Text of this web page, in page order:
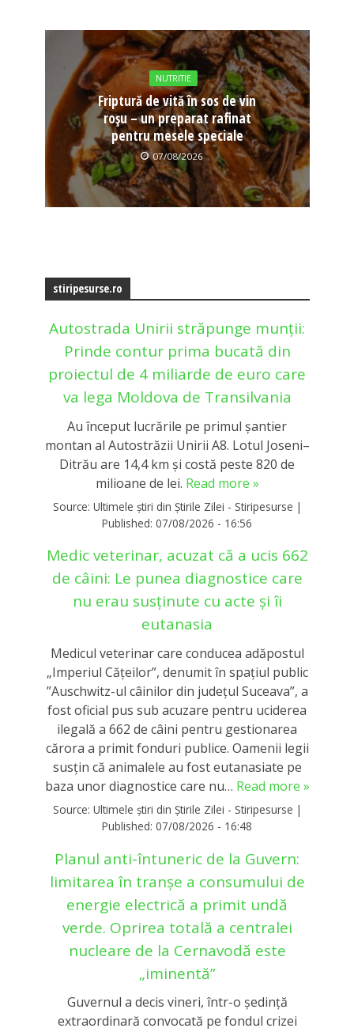
NUTRITIE
Friptură de vită în sos de vin
roșu – un preparat rafinat
pentru mesele speciale
07/08/2026
stiripesurse.ro
Autostrada Unirii străpunge munții:
Prinde contur prima bucată din
proiectul de 4 miliarde de euro care
va lega Moldova de Transilvania
Au început lucrările pe primul șantier
montan al Autostrăzii Unirii A8. Lotul Joseni–
Ditrău are 14,4 km și costă peste 820 de
milioane de lei. Read more »
Source: Ultimele știri din Știrile Zilei - Stiripesurse |
Published: 07/08/2026 - 16:56
Medic veterinar, acuzat că a ucis 662
de câini: Le punea diagnostice care
nu erau susținute cu acte și îi
eutanasia
Medicul veterinar care conducea adăpostul
„Imperiul Căţeilor”, denumit în spaţiul public
”Auschwitz-ul câinilor din judeţul Suceava”, a
fost oficial pus sub acuzare pentru uciderea
ilegală a 662 de câini pentru gestionarea
cărora a primit fonduri publice. Oamenii legii
susțin că animalele au fost eutanasiate pe
baza unor diagnostice care nu… Read more »
Source: Ultimele știri din Știrile Zilei - Stiripesurse |
Published: 07/08/2026 - 16:48
Planul anti-întuneric de la Guvern:
limitarea în tranşe a consumului de
energie electrică a primit undă
verde. Oprirea totală a centralei
nucleare de la Cernavodă este
„iminentă”
Guvernul a decis vineri, într-o ședință
extraordinară convocată pe fondul crizei